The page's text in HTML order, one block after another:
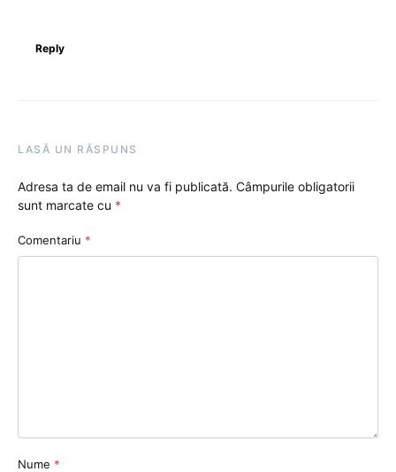
Reply
LASĂ UN RĂSPUNS
Adresa ta de email nu va fi publicată. Câmpurile obligatorii
sunt marcate cu *
Comentariu *
Nume *